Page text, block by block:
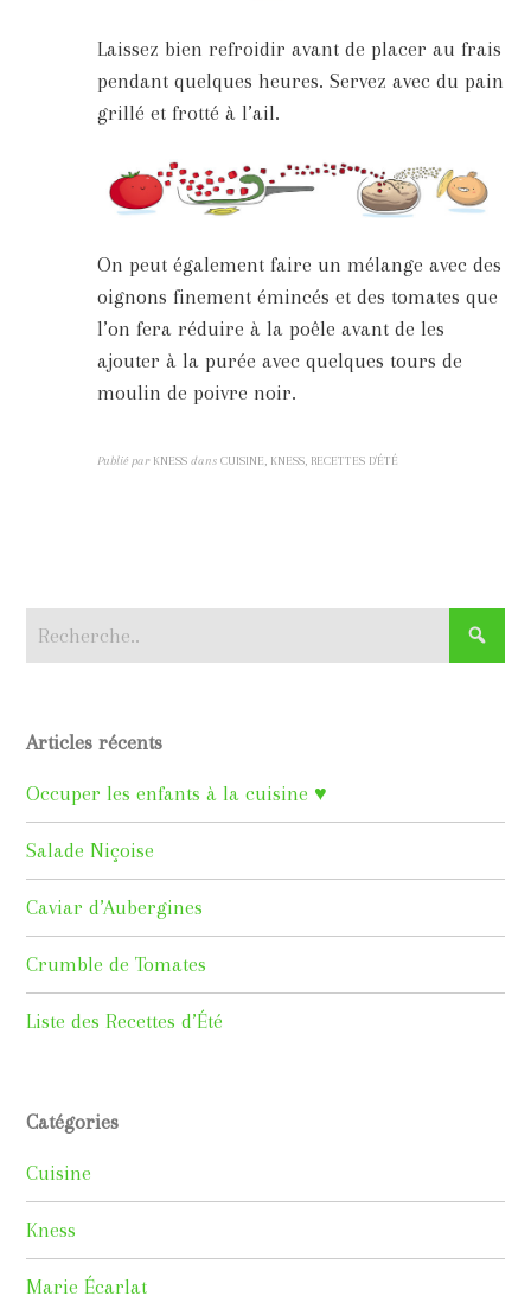
Laissez bien refroidir avant de placer au frais
pendant quelques heures. Servez avec du pain
grillé et frotté à l’ail.
On peut également faire un mélange avec des
oignons finement émincés et des tomates que
l’on fera réduire à la poêle avant de les
ajouter à la purée avec quelques tours de
moulin de poivre noir.
Publié par KNESS dans CUISINE, KNESS, RECETTES D'ÉTÉ
Articles récents
Occuper les enfants à la cuisine ♥
Salade Niçoise
Caviar d’Aubergines
Crumble de Tomates
Liste des Recettes d’Été
Catégories
Cuisine
Kness
Marie Écarlat